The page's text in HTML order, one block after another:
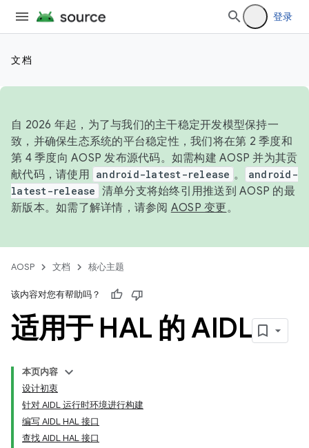
登录
文档
自 2026 年起，为了与我们的主干稳定开发模型保持一
致，并确保生态系统的平台稳定性，我们将在第 2 季度和
第 4 季度向 AOSP 发布源代码。如需构建 AOSP 并为其贡
献代码，请使用 android-latest-release 。
android-
latest-release 清单分支将始终引用推送到 AOSP 的最
新版本。如需了解详情，请参阅 AOSP 变更。
AOSP 文档 核心主题
该内容对您有帮助吗？
适用于 HAL 的 AIDL
本页内容
设计初衷
针对 AIDL 运行时环境进行构建
编写 AIDL HAL 接口
查找 AIDL HAL 接口